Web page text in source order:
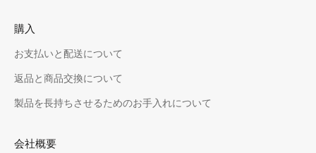
購入
お支払いと配送について
返品と商品交換について
製品を長持ちさせるためのお手入れについて
会社概要